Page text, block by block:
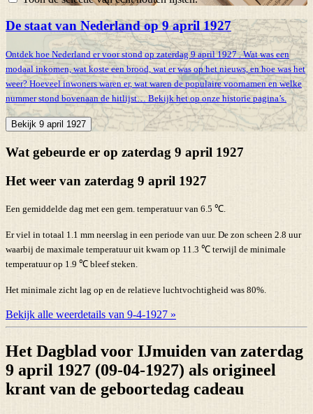
De staat van Nederland op 9 april 1927
Ontdek hoe Nederland er voor stond op zaterdag 9 april 1927 . Wat was een
modaal inkomen, wat koste een brood, wat er was op het nieuws, en hoe was het
weer? Hoeveel inwoners waren er, wat waren de populaire voornamen en welke
nummer stond bovenaan de hitlijst… Bekijk het op onze historie pagina’s.
Bekijk 9 april 1927
Wat gebeurde er op zaterdag 9 april 1927
Het weer van zaterdag 9 april 1927
Een gemiddelde dag met een gem. temperatuur van 6.5 ℃.
Er viel in totaal 1.1 mm neerslag in een periode van uur. De zon scheen 2.8 uur
waarbij de maximale temperatuur uit kwam op 11.3 ℃ terwijl de minimale
temperatuur op 1.9 ℃ bleef steken.
Het minimale zicht lag op en de relatieve luchtvochtigheid was 80%.
Bekijk alle weerdetails van 9-4-1927 »
Het Dagblad voor IJmuiden van zaterdag
9 april 1927 (09-04-1927) als origineel
krant van de geboortedag cadeau